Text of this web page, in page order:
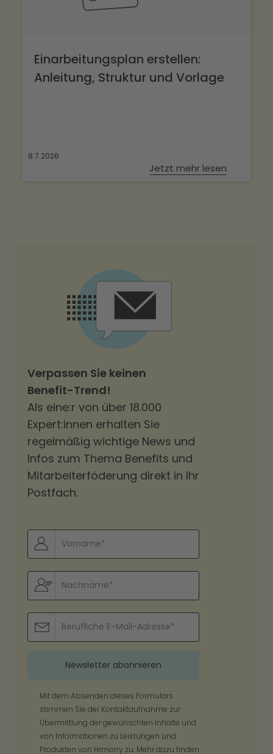
Einarbeitungsplan erstellen:
Anleitung, Struktur und Vorlage
8.7.2026
Jetzt mehr lesen
Verpassen Sie keinen
Benefit-Trend!
Als eine:r von über 18.000
Expert:innen erhalten Sie
regelmäßig wichtige News und
Infos zum Thema Benefits und
Mitarbeiterföderung direkt in Ihr
Postfach.
Mit dem Absenden dieses Formulars
stimmen Sie der Kontaktaufnahme zur
Übermittlung der gewünschten Inhalte und
von Informationen zu Leistungen und
Produkten von Hrmony zu. Mehr dazu finden